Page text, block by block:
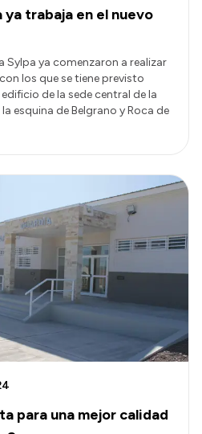
ya trabaja en el nuevo
Sylpa ya comenzaron a realizar
los que se tiene previsto
de la sede central de la
esquina de Belgrano y Roca de
para una mejor calidad